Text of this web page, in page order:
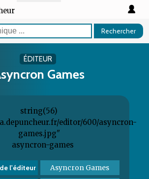
Rechercher
ÉDITEUR
Games
string(56)
editor/600/asyncron-
games.jpg"
l'éditeur Asyncron Games